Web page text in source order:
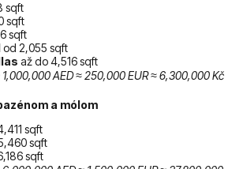
sqft
sqft
sqft
od 2,055 sqft
až do 4,516 sqft
AED ≈ 250,000 EUR ≈ 6,300,000 Kč
a mólom
sqft
sqft
sqft